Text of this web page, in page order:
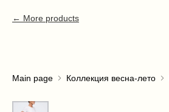
More products
Main page Коллекция весна-лето